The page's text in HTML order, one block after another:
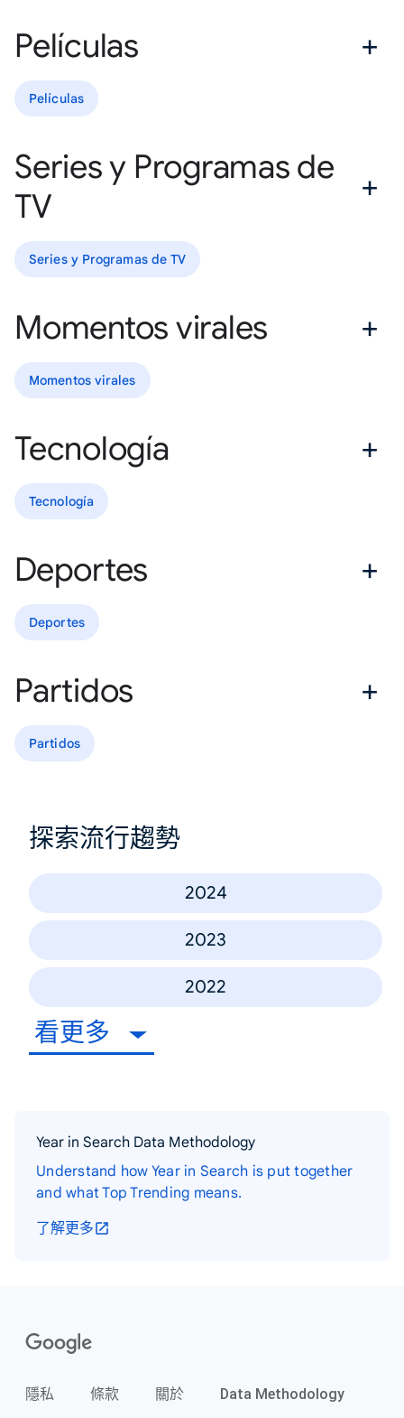
Películas
Películas
Series y Programas de
TV
Series y Programas de TV
Momentos virales
Momentos virales
Tecnología
Tecnología
Deportes
Deportes
Partidos
Partidos
探索流行趨勢
2024
2023
2022
看更多
Year in Search Data Methodology
Understand how Year in Search is put together
and what Top Trending means.
了解更多
隱私 條款 關於 Data Methodology